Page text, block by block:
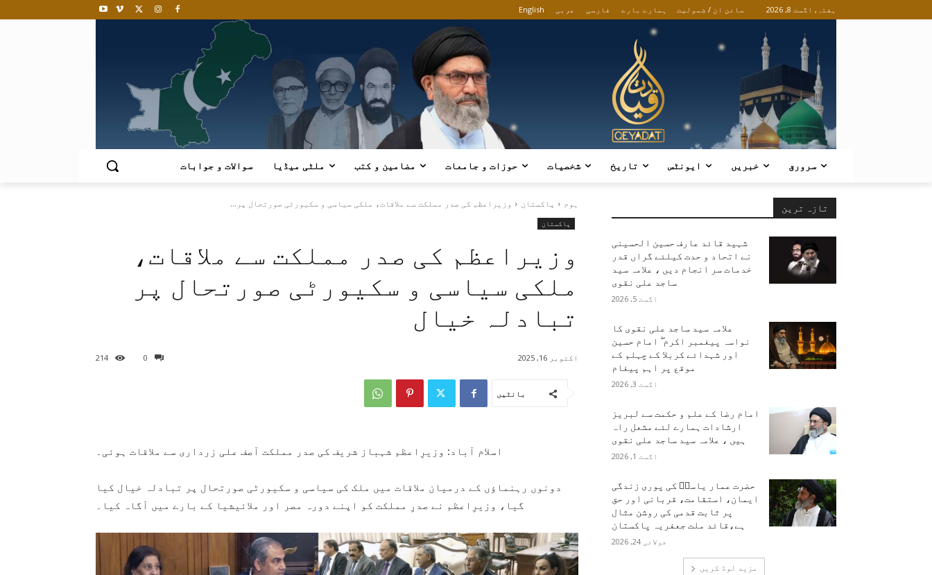
ہفتہ, اگست 8, 2026 سائن ان / شمولیت English عربی فارسی ہمارے بارے
سرورق خبریں ایونٹس تاریخ شخصیات حوزات و جامعات مضامین و کتب ملٹی میڈیا سوالات و جوابات
ہوم پاکستان وزیراعظم کی صدر مملکت سے ملاقات، ملکی سیاسی و سکیورٹی صورتحال پر...
پاکستان
وزیراعظم کی صدر مملکت سے ملاقات،
ملکی سیاسی و سکیورٹی صورتحال پر
تبادلہ خیال
0
214 اکتوبر 16, 2025
بانٹیں
اسلام آباد: وزیرِاعظم شہباز شریف کی صدر مملکت آصف علی زرداری سے ملاقات ہوئی۔
دونوں رہنماؤں کے درمیان ملاقات میں ملک کی سیاسی و سکیورٹی صورتحال پر تبادلہ خیال کیا
گیا، وزیرِاعظم نے صدرِ مملکت کو اپنے دورہ مصر اور ملائیشیا کے بارے میں آگاہ کیا۔
تازہ ترین
شہید قائد عارف حسین الحسینی
نے اتحاد و حدت کیلئے گراں قدر
خدمات سر انجام دیں ، علامہ سید
ساجد علی نقوی
اگست 5, 2026
علامہ سید ساجد علی نقوی کا
نواسہ پیغمبر اکرم ۖ امام حسین
اور شہدائے کربلا کے چہلم کے
موقع پر اہم پیغام
اگست 3, 2026
امام رضا کے علم و حکمت سے لبریز
ارشادات ہمارے لئے مشعل راہ
ہیں ، علامہ سید ساجد علی نقوی
اگست 1, 2026
حضرت عمار یاسرؑ کی پوری زندگی
ایمان، استقامت، قربانی اور حق
پر ثابت قدمی کی روشن مثال
ہے،قائد ملت جعفریہ پاکستان
جولائی 24, 2026
مزید لوڈ کریں